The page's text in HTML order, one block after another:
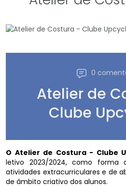
0
Atelier de
Clube
O Atelier de Costura - Clube
letivo 2023/2024, como
atividades extracurriculares e de
de âmbito criativo dos alunos.